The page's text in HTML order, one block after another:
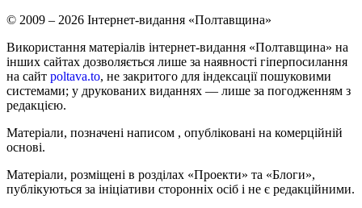
© 2009 – 2026 Інтернет-видання «Полтавщина»
Використання матеріалів інтернет-видання «Полтавщина» на
інших сайтах дозволяється лише за наявності гіперпосилання
на сайт poltava.to, не закритого для індексації пошуковими
системами; у друкованих виданнях — лише за погодженням з
редакцією.
Матеріали, позначені написом , опубліковані на комерційній
основі.
Матеріали, розміщені в розділах «Проекти» та «Блоги»,
публікуються за ініціативи сторонніх осіб і не є редакційними.